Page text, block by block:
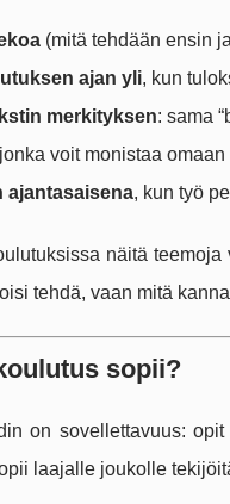
(mitä tehdään ensin
ajan yli, kun
merkityksen: sama
voit monistaa
ajantasaisena, kun työ
näitä
tehdä, vaan mitä
sopii?
on sovellettavuus:
laajalle joukolle